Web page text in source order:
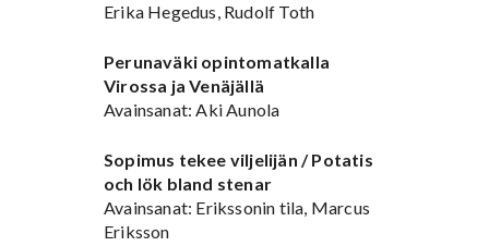
Erika Hegedus, Rudolf Toth
Perunaväki opintomatkalla
Virossa ja Venäjällä
Avainsanat: Aki Aunola
Sopimus tekee viljelijän / Potatis
och lök bland stenar
Avainsanat: Erikssonin tila, Marcus
Eriksson